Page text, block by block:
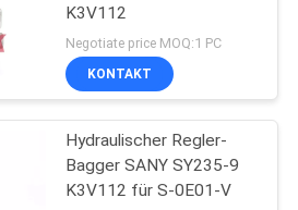
K3V112
Negotiate price MOQ:1 PC
KONTAKT
Hydraulischer Regler-
Bagger SANY SY235-9
K3V112 für S-0E01-V